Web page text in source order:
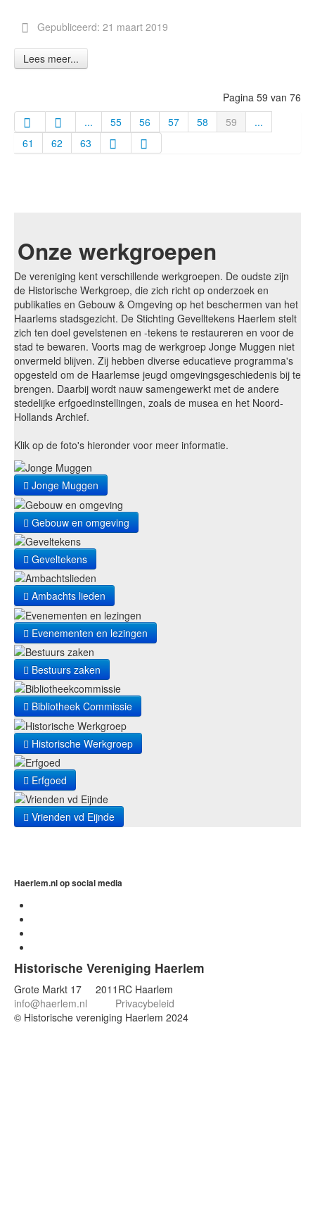
Gepubliceerd: 21 maart 2019
Lees meer...
Pagina 59 van 76
...
55 56 57 58 59
...
61
62 63
Onze werkgroepen
De vereniging kent verschillende werkgroepen. De oudste zijn
de Historische Werkgroep, die zich richt op onderzoek en
publikaties en Gebouw & Omgeving op het beschermen van het
Haarlems stadsgezicht. De Stichting Gevelltekens Haerlem stelt
zich ten doel gevelstenen en -tekens te restaureren en voor de
stad te bewaren. Voorts mag de werkgroep Jonge Muggen niet
onvermeld blijven. Zij hebben diverse educatieve programma's
opgesteld om de Haarlemse jeugd omgevingsgeschiedenis bij te
brengen. Daarbij wordt nauw samengewerkt met de andere
stedelijke erfgoedinstellingen, zoals de musea en het Noord-
Hollands Archief.
Klik op de foto's hieronder voor meer informatie.
Jonge Muggen
Gebouw en omgeving
Geveltekens
Ambachts lieden
Evenementen en lezingen
Bestuurs zaken
Bibliotheek Commissie
Historische Werkgroep
Erfgoed
Vrienden vd Eijnde
Haerlem.nl op social media
Historische Vereniging Haerlem
Grote Markt 17 2011RC Haarlem
info@haerlem.nl
Privacybeleid
© Historische vereniging Haerlem 2024